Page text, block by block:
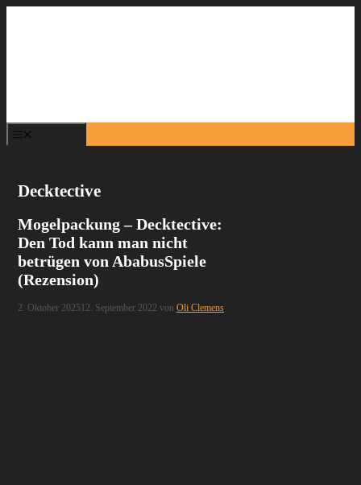
Decktective
Mogelpackung – Decktective:
Den Tod kann man nicht
betrügen von AbabusSpiele
(Rezension)
2. Oktober 202512. September 2022 vonOli Clemens